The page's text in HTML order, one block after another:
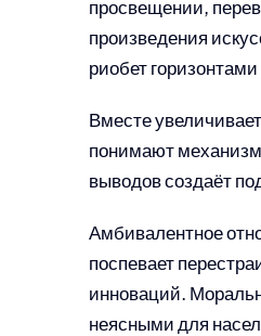
просвещении,
произведения
риобет
Вместе
понимают
выводов создаёт
Амбивалентное
поспевает
инноваций.
неясными для